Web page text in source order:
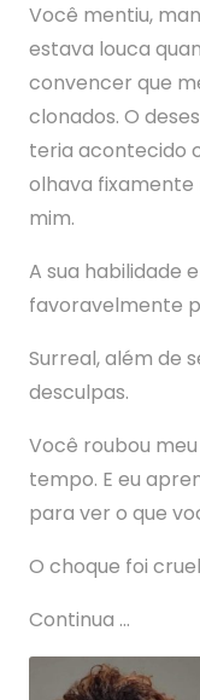
Você mentiu,
estava louca
convencer que
clonados. O
teria acontecido
olhava fixamente
mim.
A sua habilidade
favoravelmente
Surreal, além de
desculpas.
Você roubou
tempo. E eu
para ver o que
O choque foi
Continua …